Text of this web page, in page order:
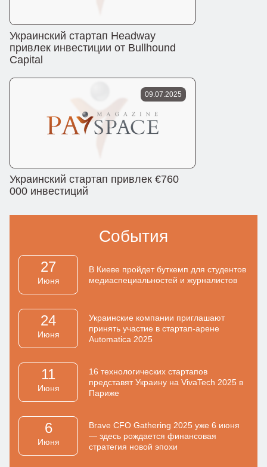
Украинский стартап Headway
привлек инвестиции от Bullhound
Capital
09.07.2025
Украинский стартап привлек €760
000 инвестиций
События
27
Июня
В Киеве пройдет буткемп для студентов
медиаспециальностей и журналистов
24
Июня
Украинские компании приглашают
принять участие в стартап-арене
Automatica 2025
11
Июня
16 технологических стартапов
представят Украину на VivaTech 2025 в
Париже
6
Июня
Brave CFO Gathering 2025 уже 6 июня
— здесь рождается финансовая
стратегия новой эпохи